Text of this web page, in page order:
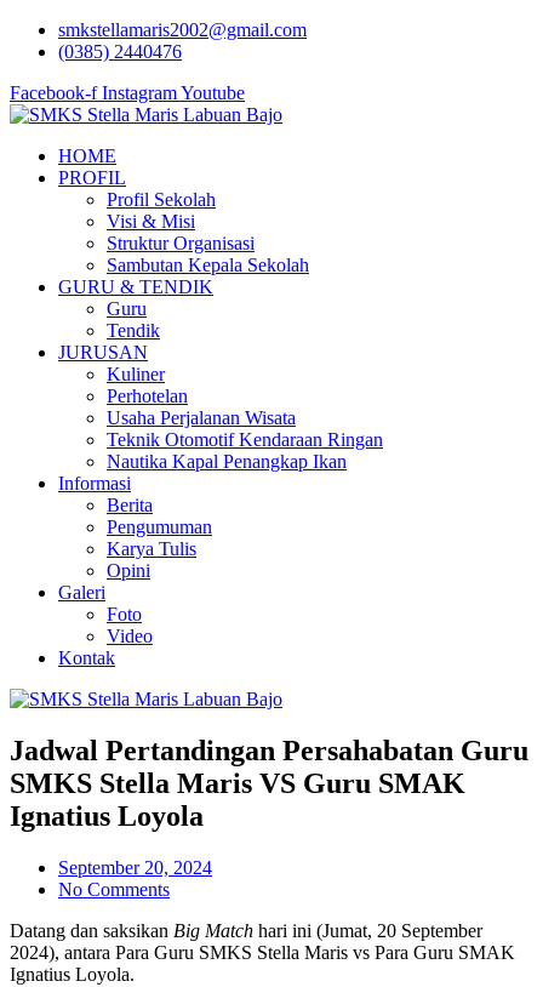
Lewatismkstellamaris2002@gmail.com
(0385) 2440476
Facebook-f InstagramYoutube
HOME
PROFIL
Profil Sekolah
Visi & Misi
Struktur Organisasi
Sambutan Kepala Sekolah
GURU & TENDIK
Guru
Tendik
JURUSAN
Kuliner
Perhotelan
Usaha Perjalanan Wisata
Teknik Otomotif Kendaraan Ringan
Nautika Kapal Penangkap Ikan
Informasi
Berita
Pengumuman
Karya Tulis
Opini
Galeri
Foto
Video
Kontak
Jadwal Pertandingan Persahabatan Guru
SMKS Stella Maris VS Guru SMAK
Ignatius Loyola
September 20, 2024
No Comments
Datang dan saksikan Big Match hari ini (Jumat, 20 September
2024), antara Para Guru SMKS Stella Maris vs Para Guru SMAK
Ignatius Loyola.